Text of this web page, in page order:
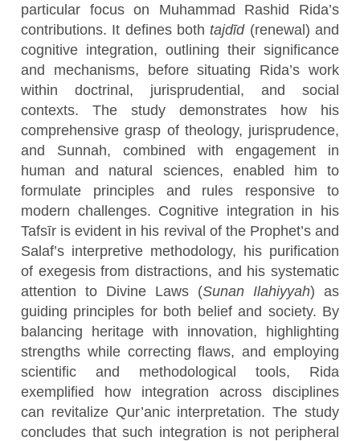
particular focus on Muhammad Rashid Rida’s
contributions. It defines bothtajdīd(renewal) and
cognitive integration, outlining their significance
and mechanisms, before situating Rida’s work
within doctrinal, jurisprudential, and social
contexts. The study demonstrates how his
comprehensive grasp of theology, jurisprudence,
and Sunnah, combined with engagement in
human and natural sciences, enabled him to
formulate principles and rules responsive to
modern challenges. Cognitive integration in his
Tafsīr is evident in his revival of the Prophet’s and
Salaf’s interpretive methodology, his purification
of exegesis from distractions, and his systematic
attention to Divine Laws (Sunan Ilahiyyah) as
guiding principles for both belief and society. By
balancing heritage with innovation, highlighting
strengths while correcting flaws, and employing
scientific and methodological tools, Rida
exemplified how integration across disciplines
can revitalize Qur’anic interpretation. The study
concludes that such integration is not peripheral